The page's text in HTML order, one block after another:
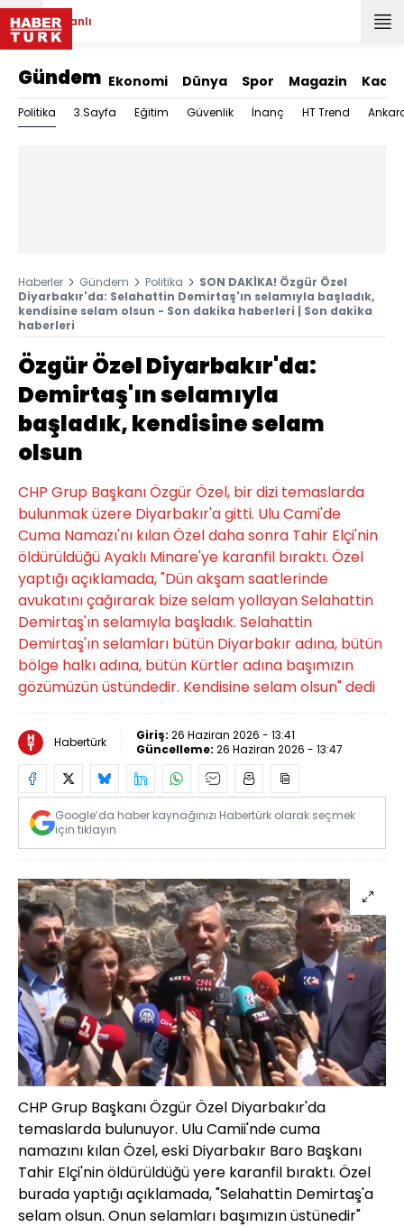
Canlı
Gündem Ekonomi Dünya Spor Magazin Kadın
Politika 3.Sayfa Eğitim Güvenlik İnanç HT Trend
Haberler Gündem Politika
SON DAKİKA! Özgür Özel
Diyarbakır'da: Selahattin Demirtaş'ın selamıyla başladık,
kendisine selam olsun - Son dakika haberleri | Son dakika
haberleri
Özgür Özel Diyarbakır'da:
Demirtaş'ın selamıyla
başladık, kendisine selam
olsun
CHP Grup Başkanı Özgür Özel, bir dizi temaslarda
bulunmak üzere Diyarbakır'a gitti. Ulu Cami'de
Cuma Namazı'nı kılan Özel daha sonra Tahir Elçi'nin
öldürüldüğü Ayaklı Minare'ye karanfil bıraktı. Özel
yaptığı açıklamada, "Dün akşam saatlerinde
avukatını çağırarak bize selam yollayan Selahattin
Demirtaş'ın selamıyla başladık. Selahattin
Demirtaş'ın selamları bütün Diyarbakır adına, bütün
bölge halkı adına, bütün Kürtler adına başımızın
gözümüzün üstündedir. Kendisine selam olsun" dedi
Habertürk Giriş: 26 Haziran 2026 - 13:41
Güncelleme: 26 Haziran 2026 - 13:47
Google’da haber kaynağınızı Habertürk olarak seçmek
için tıklayın
CHP Grup Başkanı Özgür Özel Diyarbakır'da
temaslarda bulunuyor. Ulu Camii'nde cuma
namazını kılan Özel, eski Diyarbakır Baro Başkanı
Tahir Elçi'nin öldürüldüğü yere karanfil bıraktı. Özel
burada yaptığı açıklamada, "Selahattin Demirtaş'a
selam olsun. Onun selamları başımızın üstünedir"